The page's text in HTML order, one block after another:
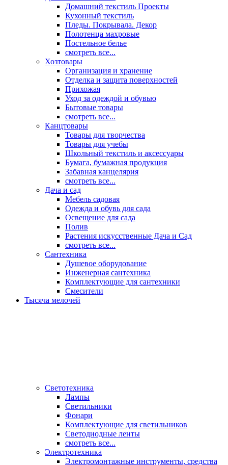
Домашний текстиль Проекты
Кухонный текстиль
Пледы. Покрывала. Декор
Полотенца махровые
Постельное белье
смотреть все...
Хозтовары
Организация и хранение
Отделка и защита поверхностей
Прихожая
Уход за одеждой и обувью
Бытовые товары
смотреть все...
Канцтовары
Товары для творчества
Товары для учебы
Школьный текстиль и аксессуары
Бумага, бумажная продукция
Забавная канцелярия
смотреть все...
Дача и сад
Мебель садовая
Одежда и обувь для сада
Освещение для сада
Полив
Растения искусственные Дача и Сад
смотреть все...
Сантехника
Душевое оборудование
Инженерная сантехника
Комплектующие для сантехники
Смесители
Тысяча мелочей
Светотехника
Лампы
Светильники
Фонари
Комплектующие для светильников
Светодиодные ленты
смотреть все...
Электротехника
Электромонтажные инструменты, средства